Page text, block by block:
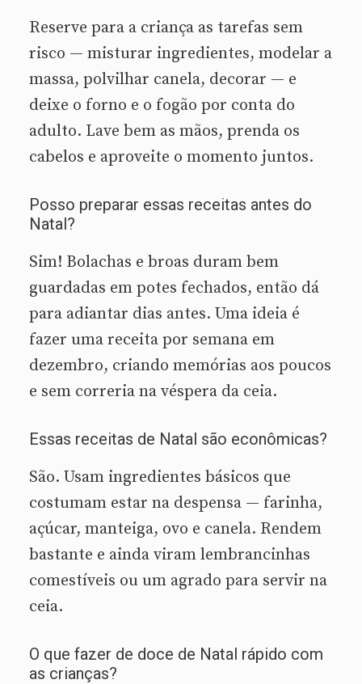
Reserve para a criança as tarefas sem
risco — misturar ingredientes, modelar a
massa, polvilhar canela, decorar — e
deixe o forno e o fogão por conta do
adulto. Lave bem as mãos, prenda os
cabelos e aproveite o momento juntos.
Posso preparar essas receitas antes do
Natal?
Sim! Bolachas e broas duram bem
guardadas em potes fechados, então dá
para adiantar dias antes. Uma ideia é
fazer uma receita por semana em
dezembro, criando memórias aos poucos
e sem correria na véspera da ceia.
Essas receitas de Natal são econômicas?
São. Usam ingredientes básicos que
costumam estar na despensa — farinha,
açúcar, manteiga, ovo e canela. Rendem
bastante e ainda viram lembrancinhas
comestíveis ou um agrado para servir na
ceia.
O que fazer de doce de Natal rápido com
as crianças?